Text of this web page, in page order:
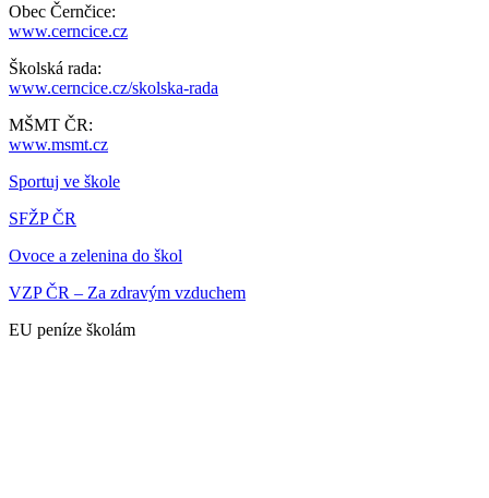
Obec Černčice:
www.cerncice.cz
Školská rada:
www.cerncice.cz/skolska-rada
MŠMT ČR:
www.msmt.cz
Sportuj ve škole
SFŽP ČR
Ovoce a zelenina do škol
VZP ČR – Za zdravým vzduchem
EU peníze školám